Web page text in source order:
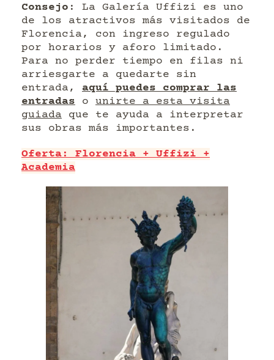
Consejo : La Galería Uffizi es uno
de los atractivos más visitados de
Florencia, con ingreso regulado
por horarios y aforo limitado.
Para no perder tiempo en filas ni
arriesgarte a quedarte sin
entrada, aquí puedes comprar las
entradas o unirte a esta visita
guiada que te ayuda a interpretar
sus obras más importantes.
Oferta: Florencia + Uffizi +
Academia